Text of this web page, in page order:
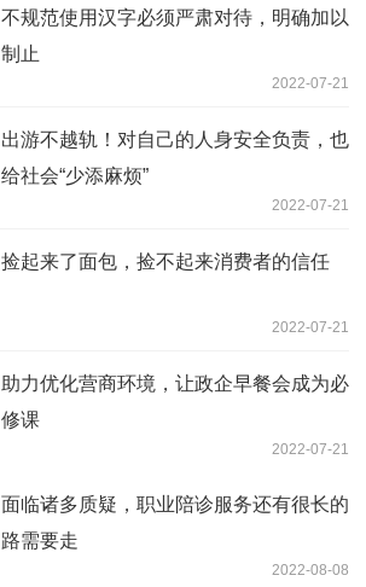
不规范使用汉字必须严肃对待，明确加以
制止
2022-07-21
出游不越轨！对自己的人身安全负责，也
给社会“少添麻烦”
2022-07-21
捡起来了面包，捡不起来消费者的信任
2022-07-21
助力优化营商环境，让政企早餐会成为必
修课
2022-07-21
面临诸多质疑，职业陪诊服务还有很长的
路需要走
2022-08-08